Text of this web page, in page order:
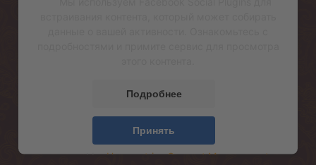
Подробнее
Принять
powered byUsercentrics Consent Management